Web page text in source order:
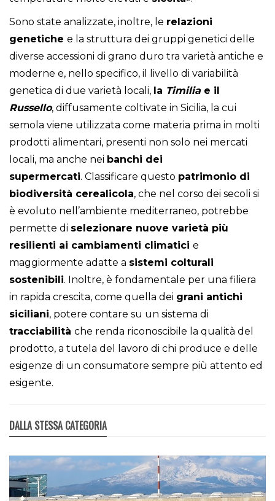
Sono state analizzate, inoltre, le relazioni
genetiche e la struttura dei gruppi genetici delle
diverse accessioni di grano duro tra varietà antiche e
moderne e, nello specifico, il livello di variabilità
genetica di due varietà locali, la Timiliae il
Russello, diffusamente coltivate in Sicilia, la cui
semola viene utilizzata come materia prima in molti
prodotti alimentari, presenti non solo nei mercati
locali, ma anche nei banchi dei
supermercati. Classificare questo patrimonio di
biodiversità cerealicola, che nel corso dei secoli si
è evoluto nell’ambiente mediterraneo, potrebbe
permette di selezionare nuove varietà più
resilienti ai cambiamenti climatici e
maggiormente adatte a sistemi colturali
sostenibili. Inoltre, è fondamentale per una filiera
in rapida crescita, come quella dei grani antichi
siciliani, potere contare su un sistema di
tracciabilità che renda riconoscibile la qualità del
prodotto, a tutela del lavoro di chi produce e delle
esigenze di un consumatore sempre più attento ed
esigente.
DALLA STESSA CATEGORIA